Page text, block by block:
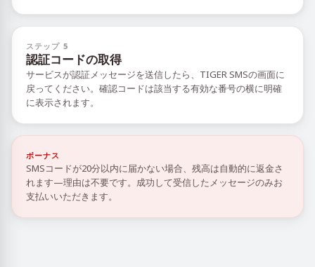
ステップ 5
認証コードの取得
サービスが認証メッセージを送信したら、TIGER SMSの画面に
戻ってください。確認コードは該当する有効な番号の横に明確
に表示されます。
ボーナス
SMSコードが20分以内に届かない場合、残高は自動的に返金さ
れます—理由は不要です。成功して受信したメッセージのみお
支払いいただきます。